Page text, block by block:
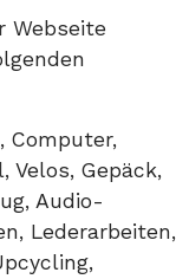
Webseite
Computer,
Velos, Gepäck,
Audio-
Lederarbeiten,